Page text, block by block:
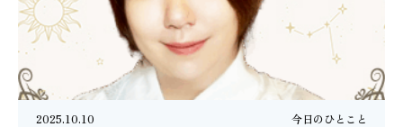
2025.10.10 今日のひとこと